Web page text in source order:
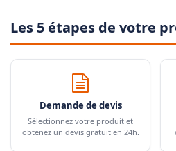
Les 5 étapes de votre
Demande de devis
Sélectionnez votre produit et
obtenez un devis gratuit en 24h.